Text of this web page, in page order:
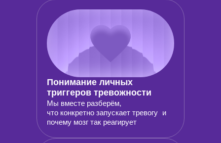
Понимание личных
триггеров тревожности
Мы вместе разберём,
что конкретно запускает тревогу и
почему мозг так реагирует